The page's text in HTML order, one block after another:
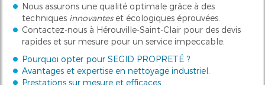
Nous assurons une qualité optimale grâce à des
techniques innovanteset écologiques éprouvées.
Contactez-nous à Hérouville-Saint-Clair pour des devis
rapides et sur mesure pour un service impeccable.
Pourquoi opter pour SEGID PROPRETÉ ?
Avantages et expertise en nettoyage industriel.
Prestations sur mesure et efficaces.